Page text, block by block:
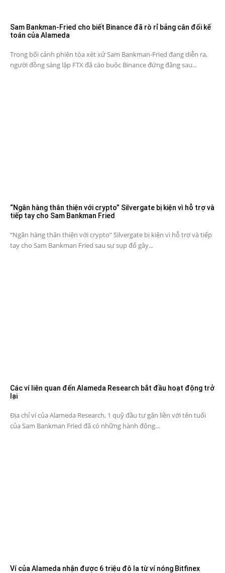
Sam Bankman-Fried cho biết Binance đã rò rỉ bảng cân đối kế
toán của Alameda
Trong bối cảnh phiên tòa xét xử Sam Bankman-Fried đang diễn ra,
người đồng sáng lập FTX đã cáo buộc Binance đứng đằng sau...
“Ngân hàng thân thiện với crypto” Silvergate bị kiện vì hỗ trợ và
tiếp tay cho Sam Bankman Fried
“Ngân hàng thân thiện với crypto” Silvergate bị kiện vì hỗ trợ và tiếp
tay cho Sam Bankman Fried sau sự sụp đổ gây...
Các ví liên quan đến Alameda Research bắt đầu hoạt động trở
lại
Địa chỉ ví của Alameda Research, 1 quỹ đầu tư gắn liền với tên tuổi
của Sam Bankman Fried đã có những hành động...
Ví của Alameda nhận được 6 triệu đô la từ ví nóng Bitfinex